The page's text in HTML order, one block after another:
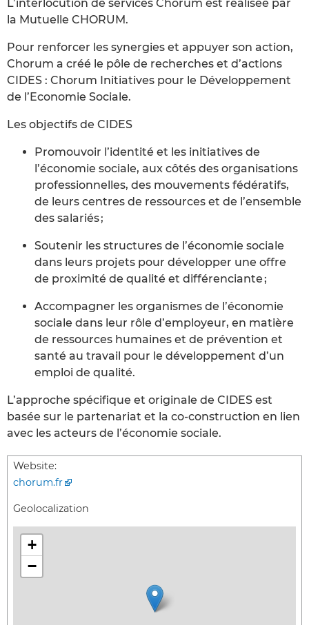
L’interlocution de services Chorum est réalisée par
la Mutuelle CHORUM.
Pour renforcer les synergies et appuyer son action,
Chorum a créé le pôle de recherches et d’actions
CIDES : Chorum Initiatives pour le Développement
de l’Economie Sociale.
Les objectifs de CIDES
Promouvoir l’identité et les initiatives de
l’économie sociale, aux côtés des organisations
professionnelles, des mouvements fédératifs,
de leurs centres de ressources et de l’ensemble
des salariés ;
Soutenir les structures de l’économie sociale
dans leurs projets pour développer une offre
de proximité de qualité et différenciante ;
Accompagner les organismes de l’économie
sociale dans leur rôle d’employeur, en matière
de ressources humaines et de prévention et
santé au travail pour le développement d’un
emploi de qualité.
L’approche spécifique et originale de CIDES est
basée sur le partenariat et la co-construction en lien
avec les acteurs de l’économie sociale.
Website:
chorum.fr
Geolocalization
+
−